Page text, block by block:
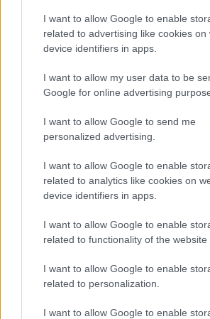
I want to allow Google to enable
related to advertising like cookies on
device identifiers in apps.
I want to allow my user data to be
Google for online advertising
I want to allow Google to send me
personalized advertising.
I want to allow Google to enable
related to analytics like cookies on
device identifiers in apps.
I want to allow Google to enable
related to functionality of the website
I want to allow Google to enable
related to personalization.
I want to allow Google to enable
Zależy nam, abyś miał pełny obraz rywalizacji w
nad wprowadzeniemszczegółowych
zaawansowanej analizy meczowej
Historia bezpośrednich meczów
Politechnika Częstochowa znajdziesz także
pomiędzy tymi zespołami oraz
PodkarpacieLive.plzapewnia dostęp
terminów spotkań, wyników oraz aktualnych
naszej stronie znajdziesz także rozmowy z
Jeżeli interesują Cię inne mecze tej kolejki lub
drużyny - skorzystaj z naszej
Asseco Resovia| Developres Rzeszów |